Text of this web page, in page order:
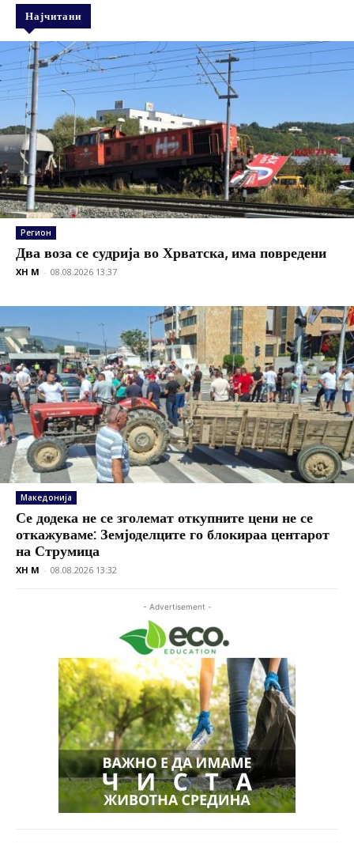
Најчитани
Регион
Два воза се судрија во Хрватска, има повредени
XH M - 08.08.2026 13:37
Македонија
Се додека не се зголемат откупните цени не се
откажуваме: Земјоделците го блокираа центарот
на Струмица
XH M - 08.08.2026 13:32
- Advertisement -